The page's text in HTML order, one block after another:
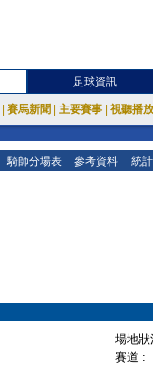
足球資訊
賽馬新聞 主要賽事 視聽播
騎師分場表 參考資料 統
場地
賽道 :